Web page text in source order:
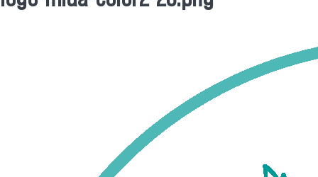
Se encuentra usted aquí